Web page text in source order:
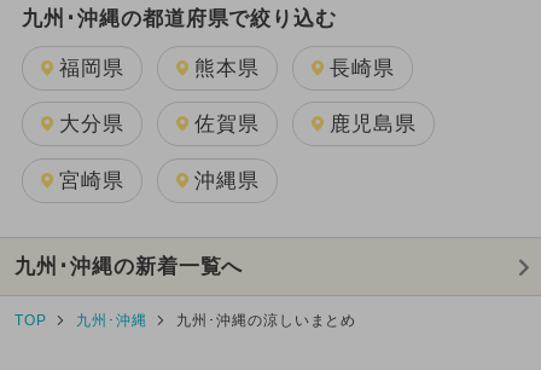
九州･沖縄の都道府県で絞り込む
福岡県 熊本県 長崎県
大分県 佐賀県 鹿児島県
宮崎県 沖縄県
九州･沖縄の新着一覧へ
TOP 九州･沖縄 九州･沖縄の涼しいまとめ